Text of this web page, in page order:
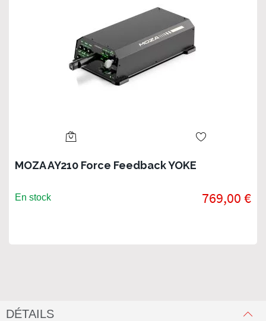
MOZA AY210 Force Feedback YOKE
En stock 769,00 €
DÉTAILS